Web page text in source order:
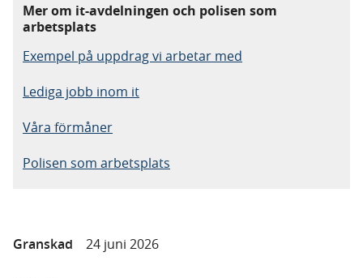
Mer om it-avdelningen och polisen som
arbetsplats
Exempel på uppdrag vi arbetar med
Lediga jobb inom it
Våra förmåner
Polisen som arbetsplats
Granskad 24 juni 2026